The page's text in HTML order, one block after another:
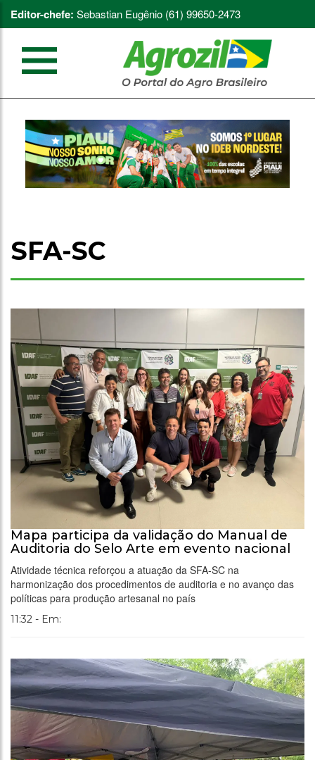
Editor-chefe: Sebastian Eugênio (61) 99650-2473
SFA-SC
Mapa participa da validação do Manual de
Auditoria do Selo Arte em evento nacional
Atividade técnica reforçou a atuação da SFA-SC na
harmonização dos procedimentos de auditoria e no avanço das
políticas para produção artesanal no país
11:32 - Em: